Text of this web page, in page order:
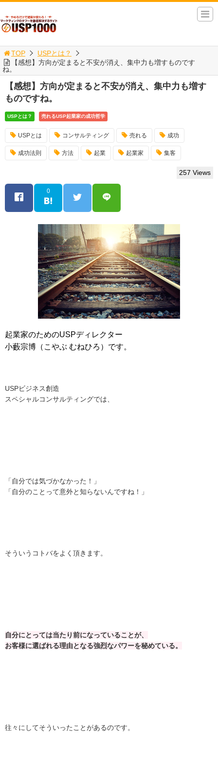
TOP
USPとは？
【感想】方向が定まると不安が消え、集中力も増すものです
ね。
【感想】方向が定まると不安が消え、集中力も増す
ものですね。
USPとは？ 売れるUSP起業家の成功哲学
USPとは コンサルティング 売れる 成功
成功法則 方法 起業 起業家 集客
257 Views
0
起業家のためのUSPディレクター
小藪宗博（こやぶ むねひろ）です。
USPビジネス創造
スペシャルコンサルティングでは、
「自分では気づかなかった！」
「自分のことって意外と知らないんですね！」
そういうコトバをよく頂きます。
自分にとっては当たり前になっていることが、
お客様に選ばれる理由となる強烈なパワーを秘めている。
往々にしてそういったことがあるのです。